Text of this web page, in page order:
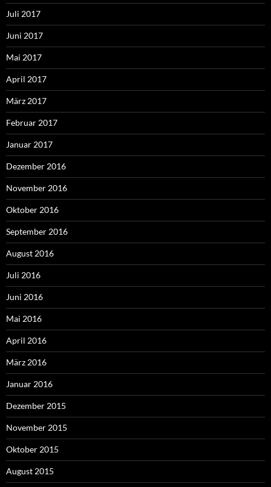
Juli 2017
Juni 2017
Mai 2017
April 2017
März 2017
Februar 2017
Januar 2017
Dezember 2016
November 2016
Oktober 2016
September 2016
August 2016
Juli 2016
Juni 2016
Mai 2016
April 2016
März 2016
Januar 2016
Dezember 2015
November 2015
Oktober 2015
August 2015